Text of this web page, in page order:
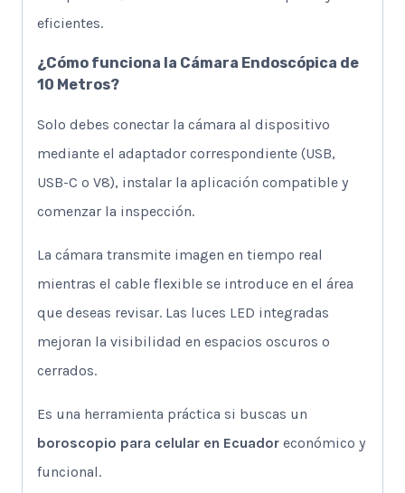
eficientes.
¿Cómo funciona la Cámara Endoscópica de
10 Metros?
Solo debes conectar la cámara al dispositivo
mediante el adaptador correspondiente (USB,
USB-C o V8), instalar la aplicación compatible y
comenzar la inspección.
La cámara transmite imagen en tiempo real
mientras el cable flexible se introduce en el área
que deseas revisar. Las luces LED integradas
mejoran la visibilidad en espacios oscuros o
cerrados.
Es una herramienta práctica si buscas un
boroscopio para celular en Ecuador económico y
funcional.